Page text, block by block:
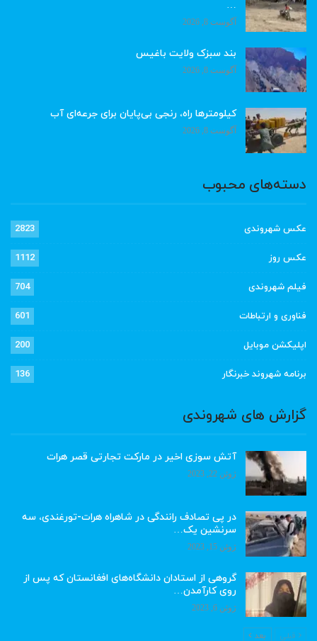
…
آگوست 8, 2026
بند سبزک ولایت باغیس
آگوست 8, 2026
کیلومترها راه، رنجی بی‌پایان برای جرعه‌ای آب
آگوست 8, 2026
دسته‌های محبوب
عکس شهروندی 2823
عکس روز 1112
فیلم شهروندی 704
فناوری و ارتباطات 601
اپلیکشن موبایل 200
برنامه شهروند خبرنگار 136
گزارش های شهروندی
آتش سوزی اخیر در مارکت تجارتی قصر هرات
ژوئن 22, 2023
در پی تصادف رانندگی در شاهراه هرات-تورغندی، سه
سرنشین یک…
ژوئن 15, 2023
گروهی از استادان دانشگاه‌های افغانستان که پس از
روی کارآمدن…
ژوئن 6, 2023
قبلی بعد